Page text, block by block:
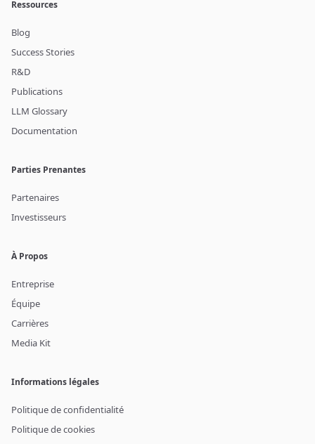
Ressources
Blog
Success Stories
R&D
Publications
LLM Glossary
Documentation
Parties Prenantes
Partenaires
Investisseurs
À Propos
Entreprise
Équipe
Carrières
Media Kit
Informations légales
Politique de confidentialité
Politique de cookies